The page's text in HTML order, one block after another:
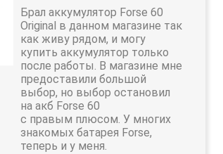
Брал аккумулятор Forse 60
Original в данном магазине так
как живу рядом, и могу
купить аккумулятор только
после работы. В магазине мне
предоставили большой
выбор, но выбор остановил
на акб Forse 60
с правым плюсом. У многих
знакомых батарея Forse,
теперь и у меня.